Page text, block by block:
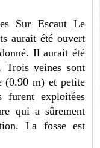
Sur Escaut Le
aurait été ouvert
Il aurait été
veines sont
(0.90 m) et petite
exploitées
qui a sûrement
La fosse est